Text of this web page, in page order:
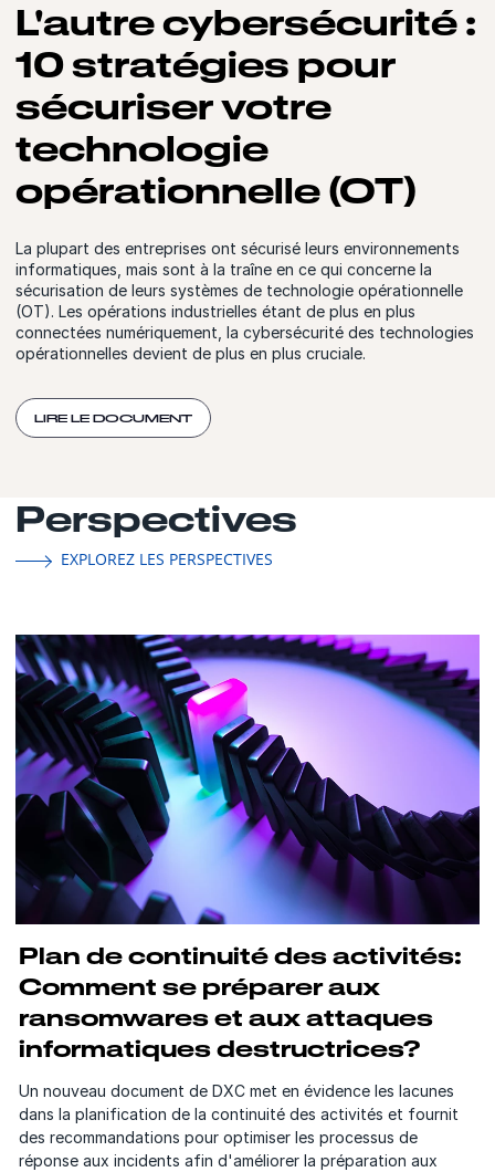
L'autre cybersécurité :
10 stratégies pour
sécuriser votre
technologie
opérationnelle (OT)
La plupart des entreprises ont sécurisé leurs environnements
informatiques, mais sont à la traîne en ce qui concerne la
sécurisation de leurs systèmes de technologie opérationnelle
(OT). Les opérations industrielles étant de plus en plus
connectées numériquement, la cybersécurité des technologies
opérationnelles devient de plus en plus cruciale.
LIRE LE DOCUMENT
Perspectives
EXPLOREZ LES PERSPECTIVES
Plan de continuité des activités:
Comment se préparer aux
ransomwares et aux attaques
informatiques destructrices?
Un nouveau document de DXC met en évidence les lacunes
dans la planification de la continuité des activités et fournit
des recommandations pour optimiser les processus de
réponse aux incidents afin d'améliorer la préparation aux